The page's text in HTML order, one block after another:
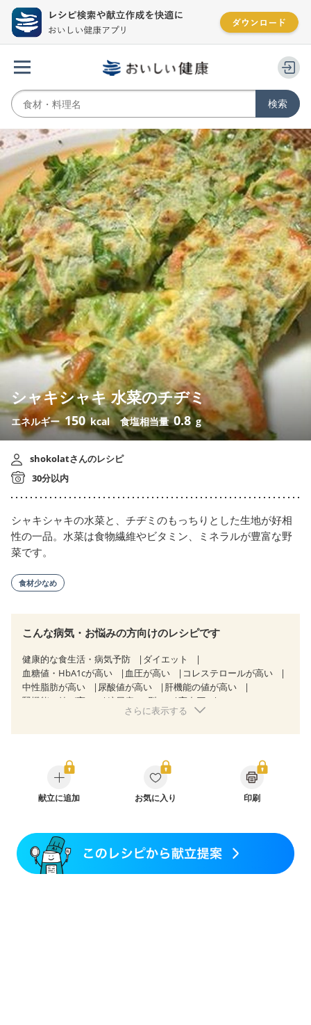
シャキシャキ 水菜のチヂミ
エネルギー 150 kcal 食塩相当量0.8 g
shokolatさんのレシピ
30分以内
シャキシャキの水菜と、チヂミのもっちりとした生地が好相
性の一品。水菜は食物繊維やビタミン、ミネラルが豊富な野
菜です。
食材少なめ
こんな病気・お悩みの方向けのレシピです
健康的な食生活・病気予防
ダイエット
血糖値・HbA1cが高い
血圧が高い
コレステロールが高い
中性脂肪が高い
尿酸値が高い
肝機能の値が高い
腎機能の値が高い
糖尿病（2型）
高血圧
胃ポリープ
逆流性食道炎
CKD（ステージ１）
CKD（ステージ２）
乳がん（抗がん剤治療中）
乳がん（ホルモン療法中）
乳がん（放射線治療中）
妊娠中(初期)
妊婦健診・血圧が気になる（初期）
妊婦健診・血糖値が気になる（初期）
さらに表示する
献立に追加 お気に入り 印刷